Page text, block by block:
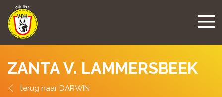
ZANTA V. LAMMERSBEEK
DARWIN